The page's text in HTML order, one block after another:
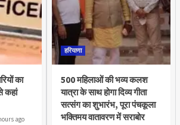
का
कहां
ago
हरियाणा
500 महिलाओं की भव्य कलश
यात्रा के साथ होगा दिव्य गीता
सत्संग का शुभारंभ, पूरा पंचकूला
भक्तिमय वातावरण में सराबोर